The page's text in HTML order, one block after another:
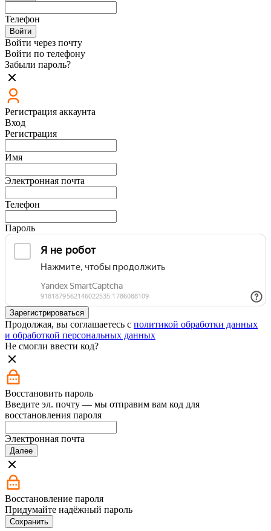
Телефон
Войти
Войти через почту
Войти по телефону
Забыли пароль?
Регистрация аккаунта
Вход
Регистрация
Имя
Электронная почта
Телефон
Пароль
Зарегистрироваться
Продолжая, вы соглашаетесь с политикой обработки данных
и обработкой персональных данных
Не смогли ввести код?
Восстановить пароль
Введите эл. почту — мы отправим вам код для
восстановления пароля
Электронная почта
Далее
Восстановление пароля
Придумайте надёжный пароль
Сохранить